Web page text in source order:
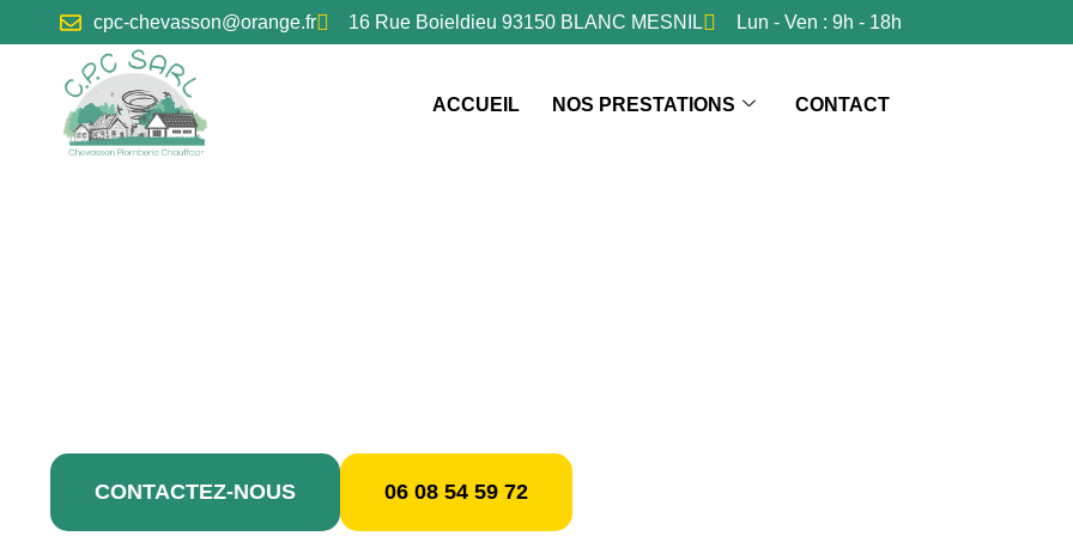
principal
cpc-chevasson@orange.fr 16 Rue Boieldieu 93150 BLANC MESNIL Lun - Ven : 9h - 18h
ACCUEIL NOS PRESTATIONS CONTACT
CONTACTEZ-NOUS 06 08 54 59 72